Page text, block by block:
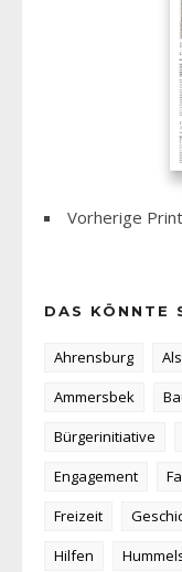
Vorherige
DAS KÖNNTE
Ahrensburg
Ammersbek
Bürgerinitiative
Engagement
Freizeit
Hilfen